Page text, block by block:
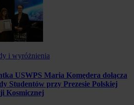
i wyróżnienia
USWPS Maria Komędera dołącza
Studentów przy Prezesie Polskiej
Kosmicznej